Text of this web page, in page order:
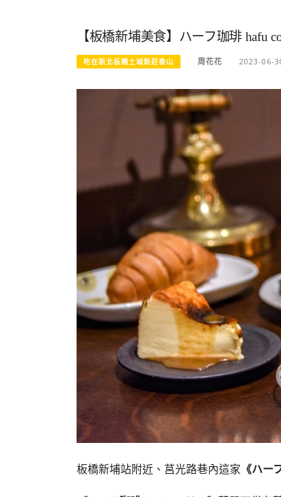
【板橋新埔美食】ハーフ珈琲 hafu
吃在新北板橋土城新莊泰山 周花花 2023-06-
板橋新埔站附近、莒光路巷內這家 《ハ